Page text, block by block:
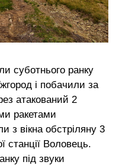
суботнього ранку
і побачили за
атакований 2
ракетами
з вікна обстріляну 3
станції Воловець.
під звуки